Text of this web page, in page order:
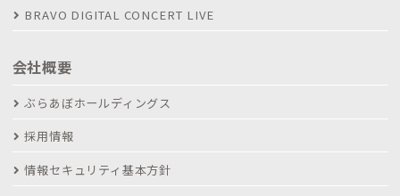
BRAVO DIGITAL CONCERT LIVE
会社概要
ぶらあぼホールディングス
採用情報
情報セキュリティ基本方針